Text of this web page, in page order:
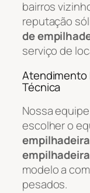
bairros
reputação
de
serviço de
Atendimento
Técnica
Nossa
escolher o
modelo a
pesados.